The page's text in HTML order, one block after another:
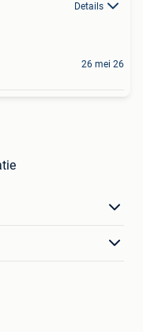
Details
26 mei 26